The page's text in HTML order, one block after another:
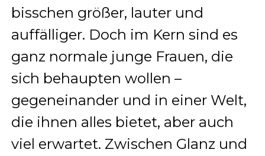
bisschen größer, lauter und
auffälliger. Doch im Kern sind es
ganz normale junge Frauen, die
sich behaupten wollen –
gegeneinander und in einer Welt,
die ihnen alles bietet, aber auch
viel erwartet. Zwischen Glanz und